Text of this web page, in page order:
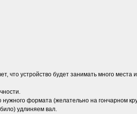
что устройство будет занимать много
формата (желательно на гончарном
удлиняем вал.